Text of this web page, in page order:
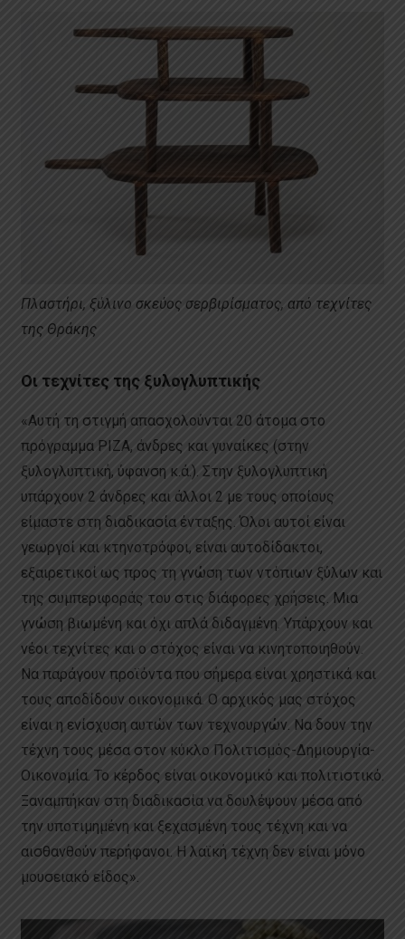
Πλαστήρι, ξύλινο σκεύος σερβιρίσματος, από τεχνίτες
της Θράκης
Οι τεχνίτες της ξυλογλυπτικής
«Αυτή τη στιγμή απασχολούνται 20 άτομα στο
πρόγραμμα ΡΙΖΑ, άνδρες και γυναίκες (στην
ξυλογλυπτική, ύφανση κ.ά.). Στην ξυλογλυπτική
υπάρχουν 2 άνδρες και άλλοι 2 με τους οποίους
είμαστε στη διαδικασία ένταξης. Όλοι αυτοί είναι
γεωργοί και κτηνοτρόφοι, είναι αυτοδίδακτοι,
εξαιρετικοί ως προς τη γνώση των ντόπιων ξύλων και
της συμπεριφοράς του στις διάφορες χρήσεις. Μια
γνώση βιωμένη και όχι απλά διδαγμένη. Υπάρχουν και
νέοι τεχνίτες και ο στόχος είναι να κινητοποιηθούν.
Να παράγουν προϊόντα που σήμερα είναι χρηστικά και
τους αποδίδουν οικονομικά. Ο αρχικός μας στόχος
είναι η ενίσχυση αυτών των τεχνουργών. Να δουν την
τέχνη τους μέσα στον κύκλο Πολιτισμός-Δημιουργία-
Οικονομία. Το κέρδος είναι οικονομικό και πολιτιστικό.
Ξαναμπήκαν στη διαδικασία να δουλέψουν μέσα από
την υποτιμημένη και ξεχασμένη τους τέχνη και να
αισθανθούν περήφανοι. Η λαϊκή τέχνη δεν είναι μόνο
μουσειακό είδος».